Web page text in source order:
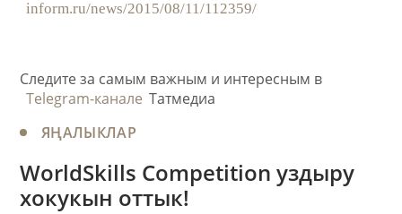
inform.ru/news/2015/08/11/112359/
Следите за самым важным и интересным в
Telegram-канале Татмедиа
ЯҢАЛЫКЛАР
WorldSkills Competition уздыру
хокукын оттык!